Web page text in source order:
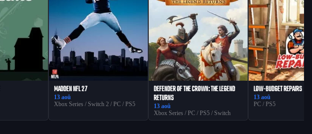
MADDEN NFL 27
13 aoû
Xbox Series / Switch 2 / PC / PS5
DEFENDER OF THE CROWN: THE LEGEND
RETURNS
13 aoû
Xbox Series / PC / PS5 / Switch
LOW-BUDGET REPAIRS
13 aoû
PC / PS5